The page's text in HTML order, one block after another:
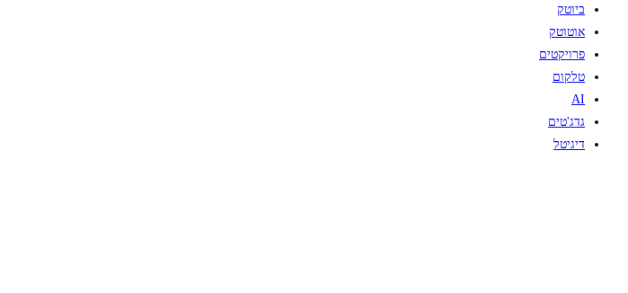
ביוטק
אוטוטק
פרויקטים
טלקום
AI
גדג'טים
דיגיטל